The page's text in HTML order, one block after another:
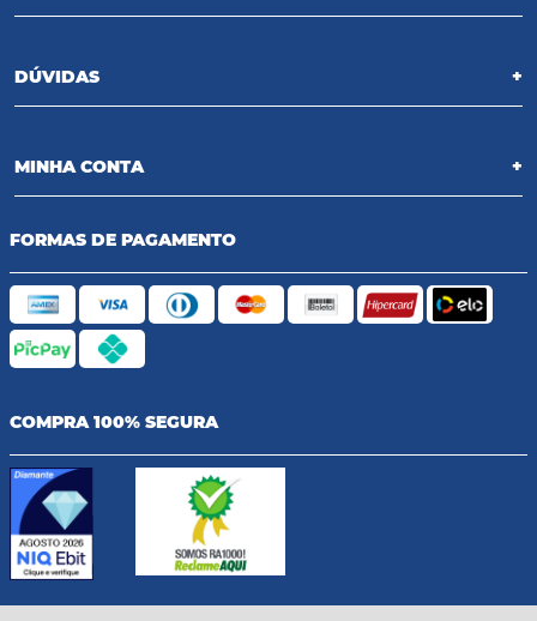
DÚVIDAS +
MINHA CONTA +
FORMAS DE PAGAMENTO
COMPRA 100% SEGURA